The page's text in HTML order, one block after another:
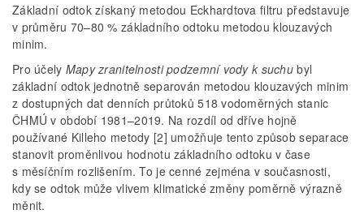
Základní odtok získaný metodou Eckhardtova filtru představuje
v průměru 70–80 % základního odtoku metodou klouzavých
minim.
Pro účely Mapy zranitelnosti podzemní vody k suchu byl
základní odtok jednotně separován metodou klouzavých minim
z dostupných dat denních průtoků 518 vodoměrných stanic
ČHMÚ v období 1981–2019. Na rozdíl od dříve hojně
používané Killeho metody [2] umožňuje tento způsob separace
stanovit proměnlivou hodnotu základního odtoku v čase
s měsíčním rozlišením. To je cenné zejména v současnosti,
kdy se odtok může vlivem klimatické změny poměrně výrazně
měnit.